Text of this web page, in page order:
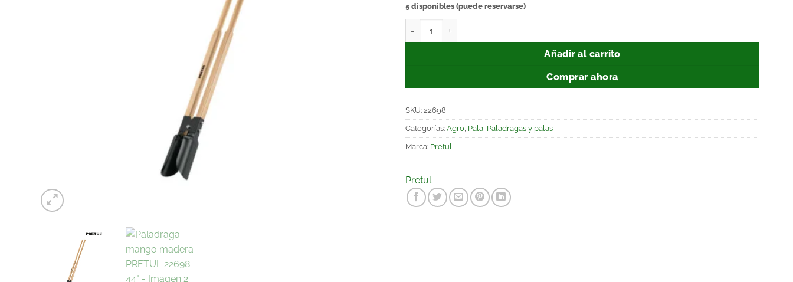
5 disponibles (puede reservarse)
Añadir al carrito
Comprar ahora
SKU: 22698
Categorías: Agro Pala Paladragas y palas
Marca: Pretul
Pretul